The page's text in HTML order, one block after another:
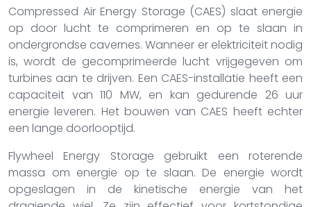
Compressed Air Energy Storage (CAES) slaat energie
op door lucht te comprimeren en op te slaan in
ondergrondse cavernes. Wanneer er elektriciteit nodig
is, wordt de gecomprimeerde lucht vrijgegeven om
turbines aan te drijven. Een CAES-installatie heeft een
capaciteit van 110 MW, en kan gedurende 26 uur
energie leveren. Het bouwen van CAES heeft echter
een lange doorlooptijd.
Flywheel Energy Storage gebruikt een roterende
massa om energie op te slaan. De energie wordt
opgeslagen in de kinetische energie van het